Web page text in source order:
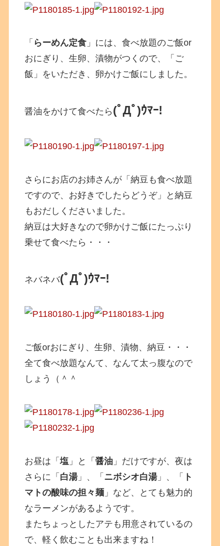
「 らーめん定食 」には、食べ放題のご飯or
おにぎり、生卵、漬物がつくので、「ご
飯」をいただき、卵かけご飯にしました。
醤油をかけて食べたら (ﾟДﾟ)ｳﾏｰ!
さらにお店のお姉さんが「納豆も食べ放題
ですので、お好きでしたらどうぞ」と納豆
もおだしくださいました。
納豆は大好きなので卵かけご飯にたっぷり
乗せて食べたら・・・
ネバネバ(ﾟДﾟ)ｳﾏｰ!
ご飯orおにぎり、生卵、漬物、納豆・・・
全て食べ放題なんて、なんて太っ腹なので
しょう（＾＾
お昼は「塩 」と「醤油 」だけですが、夜は
さらに「 白湯 」、「 ニボシオ白湯 」、「
ト
マトの酸味の担々麺 」など、とても魅力的
なラーメンがあるようです。
またちょっとしたアテも用意されているの
で、軽く飲むことも出来ますね！